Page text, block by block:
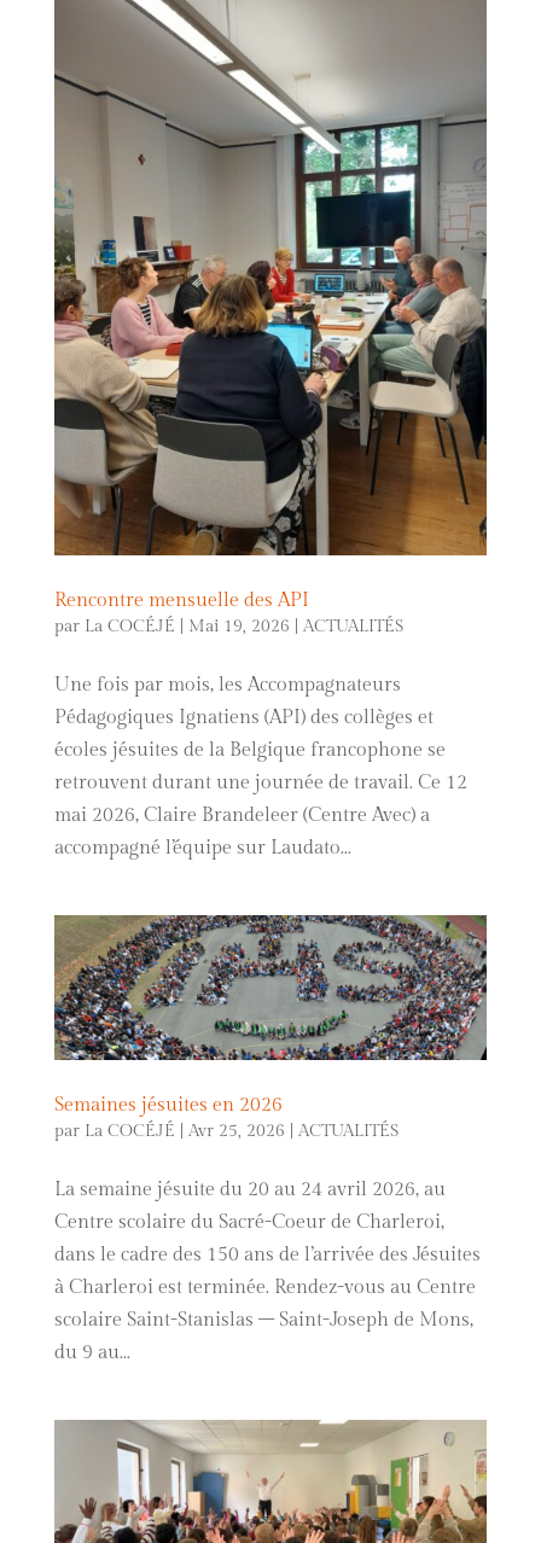
Rencontre mensuelle des API
par La COCÉJÉ Mai 19, 2026 ACTUALITÉS
Une fois par mois, les Accompagnateurs
Pédagogiques Ignatiens (API) des collèges et
écoles jésuites de la Belgique francophone se
retrouvent durant une journée de travail. Ce 12
mai 2026, Claire Brandeleer (Centre Avec) a
accompagné l’équipe sur Laudato...
Semaines jésuites en 2026
par La COCÉJÉ Avr 25, 2026 ACTUALITÉS
La semaine jésuite du 20 au 24 avril 2026, au
Centre scolaire du Sacré-Coeur de Charleroi,
dans le cadre des 150 ans de l’arrivée des Jésuites
à Charleroi est terminée. Rendez-vous au Centre
scolaire Saint-Stanislas – Saint-Joseph de Mons,
du 9 au...